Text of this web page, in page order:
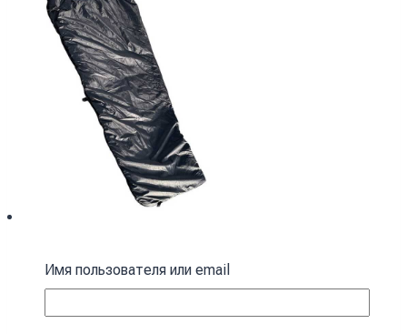
Спальный мешок с капюшоном “Кокон”
зимний черный Спальный мешок с
капюшоном
Имя пользователя или email